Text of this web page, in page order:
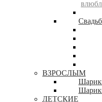
ВЗРОСЛЫМ
ДЕТСКИЕ